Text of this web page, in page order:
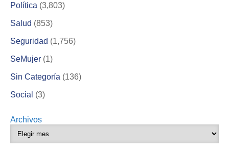
Política (3,803)
Salud (853)
Seguridad (1,756)
SeMujer (1)
Sin Categoría (136)
Social (3)
Archivos